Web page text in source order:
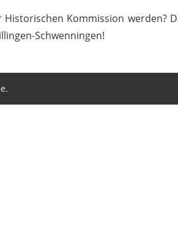
Historischen Kommission werden?
Schwenningen!